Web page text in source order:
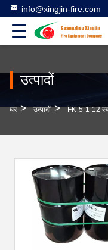
info@xingjin-fire.com
उत्पादों
घर > उत्पादों > FK-5-1-12